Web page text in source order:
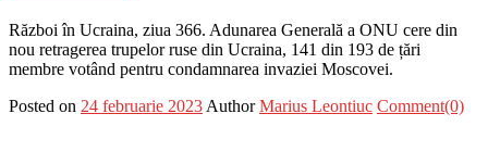
Război în Ucraina, ziua 366. Adunarea Generală a ONU cere din
nou retragerea trupelor ruse din Ucraina, 141 din 193 de țări
membre votând pentru condamnarea invaziei Moscovei.
Posted on 24 februarie 2023 Author Marius Leontiuc Comment(0)